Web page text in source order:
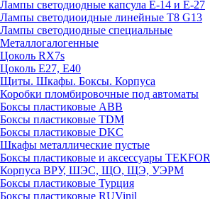
Лампы светодиодные капсула Е-14 и Е-27
Лампы светодиоидные линейные T8 G13
Лампы светодиодные специальные
Металлогалогенные
Цоколь RX7s
Цоколь Е27, E40
Щиты. Шкафы. Боксы. Корпуса
Коробки пломбировочные под автоматы
Боксы пластиковые ABB
Боксы пластиковые TDM
Боксы пластиковые DKC
Шкафы металлические пустые
Боксы пластиковые и аксессуары TEKFOR
Корпуса ВРУ, ШЭС, ЩО, ЩЭ, УЭРМ
Боксы пластиковые Турция
Боксы пластиковые RUVinil